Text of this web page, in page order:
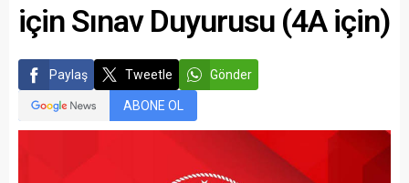
için Sınav Duyurusu (4A için)
Paylaş Tweetle Gönder
ABONE OL